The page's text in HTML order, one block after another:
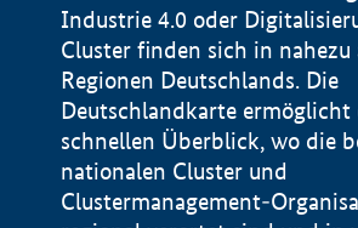
Industrie 4.0 oder
Cluster finden sich in nahezu
Regionen Deutschlands. Die
Deutschlandkarte ermöglicht
schnellen Überblick, wo die
nationalen Cluster und
Clustermanagement-